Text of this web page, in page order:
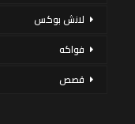
لانش بوكس
فواكه
قصص